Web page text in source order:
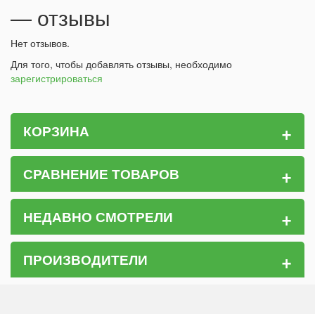
— отзывы
Нет отзывов.
Для того, чтобы добавлять отзывы, необходимо
зарегистрироваться
КОРЗИНА +
СРАВНЕНИЕ ТОВАРОВ +
НЕДАВНО СМОТРЕЛИ +
ПРОИЗВОДИТЕЛИ +